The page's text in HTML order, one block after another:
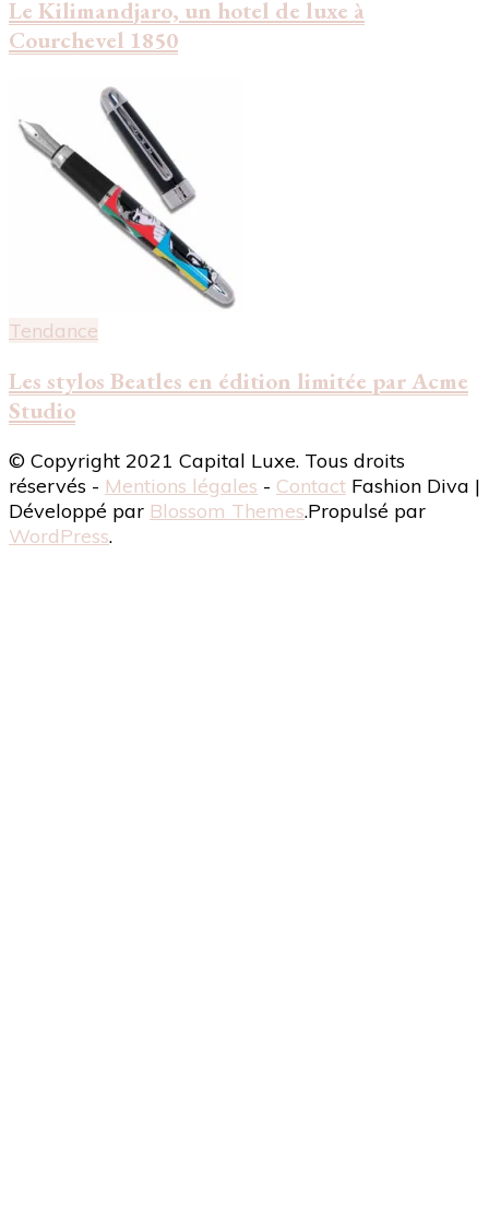
Le Kilimandjaro, un hotel de luxe à
Courchevel 1850
Tendance
Les stylos Beatles en édition limitée par Acme
Studio
© Copyright 2021 Capital Luxe. Tous droits
réservés - Mentions légales - Contact Fashion Diva |
Développé par Blossom Themes.Propulsé par
WordPress.